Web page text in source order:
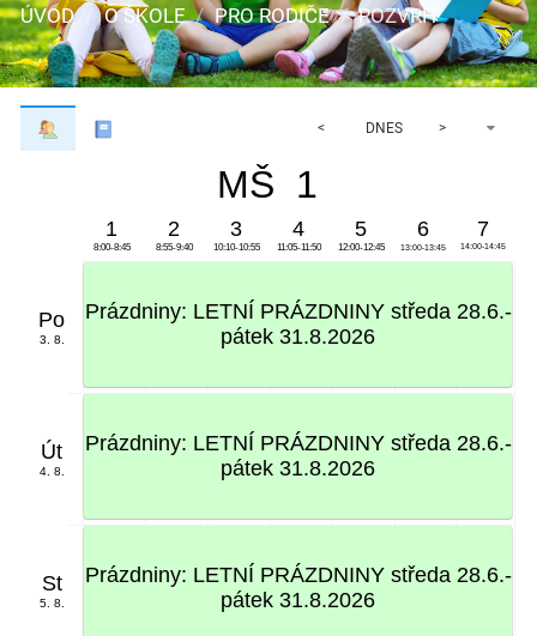
ÚVOD O ŠKOLE / PRO RODIČE / ROZVRH
< DNES >
MŠ  1
1
8:00-8:45
2
8:55-9:40
3
10:10-10:55
4
11:05-11:50
5
12:00-12:45
6
13:00-13:45
7
14:00-14:45
Po
3. 8.
Út
4. 8.
St
5. 8.
Prázdniny: LETNÍ PRÁZDNINY středa 28.6.-
pátek 31.8.2026
Prázdniny: LETNÍ PRÁZDNINY středa 28.6.-
pátek 31.8.2026
Prázdniny: LETNÍ PRÁZDNINY středa 28.6.-
pátek 31.8.2026